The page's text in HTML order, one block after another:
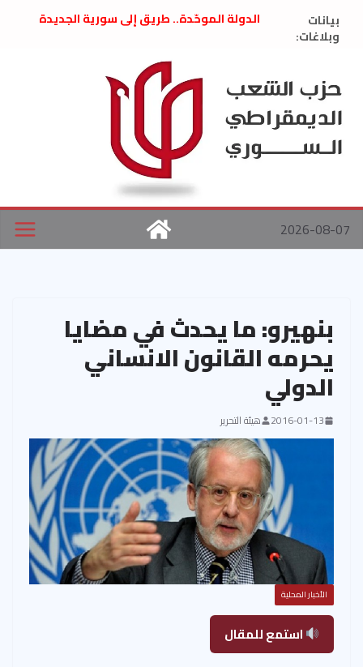
بيانات
وبلاغات:
الدولة الموحّدة.. طريق إلى سورية الجديدة
العام السابق لحزب الاتحاد الاشتراكي العربي
الديمقراطي
بلاغ صادر عن اجتماع اللجنة المركزية نيسان
2026
الحرب الأمريكية الإسرائيلية على نظام الملالي
في إيران .. بيان من حزب الشعب الديمقراطي
السوري
2026-08-07
بنهيرو: ما يحدث في مضايا
يحرمه القانون الانساني
الدولي
2016-01-13 هيئة التحرير
الأخبار المحلية
استمع للمقال